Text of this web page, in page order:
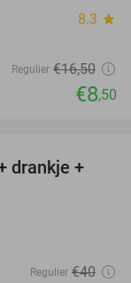
8.3 star
Regulier €16,50
€8,50
56%
drankje +
Regulier €40